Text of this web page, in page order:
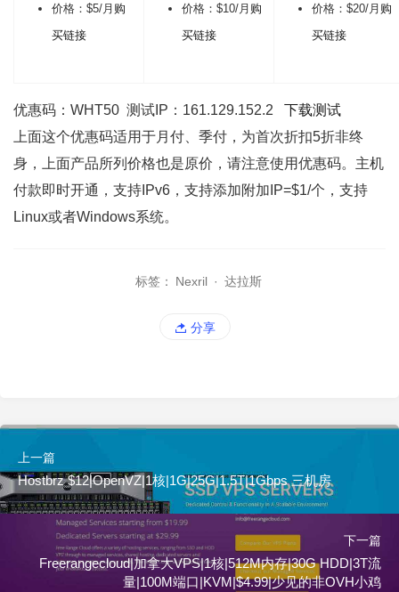
价格：$5/月 购
买链接
价格：$10/月 购
买链接
价格：$20/月 购
买链接
优惠码：WHT50 测试IP：161.129.152.2 下载测试
上面这个优惠码适用于月付、季付，为首次折扣5折非终
身，上面产品所列价格也是原价，请注意使用优惠码。主机
付款即时开通，支持IPv6，支持添加附加IP=$1/个，支持
Linux或者Windows系统。
标签： Nexril · 达拉斯
分享
上一篇
Hostbrz $12|OpenVZ|1核|1G|25G|1.5T|1Gbps 三机房
下一篇
Freerangecloud|加拿大VPS|1核|512M内存|30G HDD|3T流
量|100M端口|KVM|$4.99|少见的非OVH小鸡